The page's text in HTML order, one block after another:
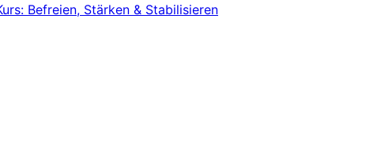
Befreien, Stärken & Stabilisieren